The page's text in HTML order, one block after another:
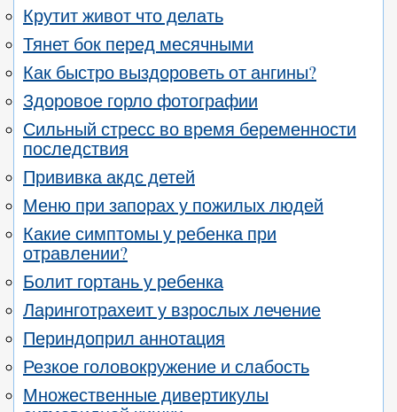
Крутит живот что делать
Тянет бок перед месячными
Как быстро выздороветь от ангины?
Здоровое горло фотографии
Сильный стресс во время беременности
последствия
Прививка акдс детей
Меню при запорах у пожилых людей
Какие симптомы у ребенка при
отравлении?
Болит гортань у ребенка
Ларинготрахеит у взрослых лечение
Периндоприл аннотация
Резкое головокружение и слабость
Множественные дивертикулы